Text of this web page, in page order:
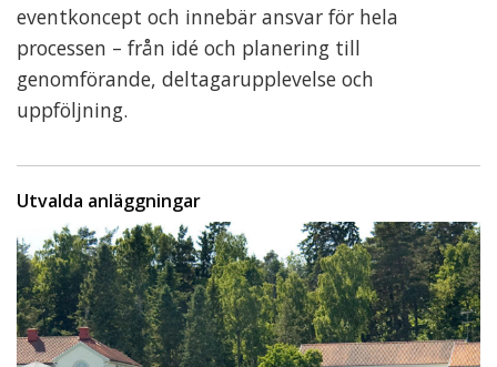
eventkoncept och innebär ansvar för hela
processen – från idé och planering till
genomförande, deltagarupplevelse och
uppföljning.
Utvalda anläggningar